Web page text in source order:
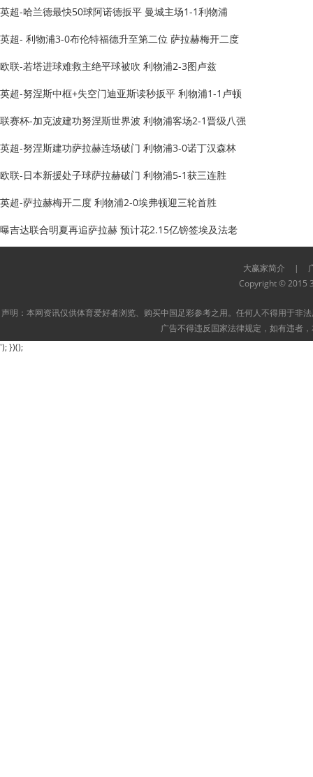
英超-哈兰德最快50球阿诺德扳平 曼城主场1-1利物浦
英超- 利物浦3-0布伦特福德升至第二位 萨拉赫梅开二度
欧联-若塔进球难救主绝平球被吹 利物浦2-3图卢兹
英超-努涅斯中框+失空门迪亚斯读秒扳平 利物浦1-1卢顿
联赛杯-加克波建功努涅斯世界波 利物浦客场2-1晋级八强
英超-努涅斯建功萨拉赫连场破门 利物浦3-0诺丁汉森林
欧联-日本新援处子球萨拉赫破门 利物浦5-1获三连胜
英超-萨拉赫梅开二度 利物浦2-0埃弗顿迎三轮首胜
曝吉达联合明夏再追萨拉赫 预计花2.15亿镑签埃及法老
大赢家简介 |
Copyright © 2015
声明：本网资讯仅供体育爱好者浏览、购买中国足彩参考之用。任何人不得用于非
广告不得违反国家法律规定，如有违者
'); })();